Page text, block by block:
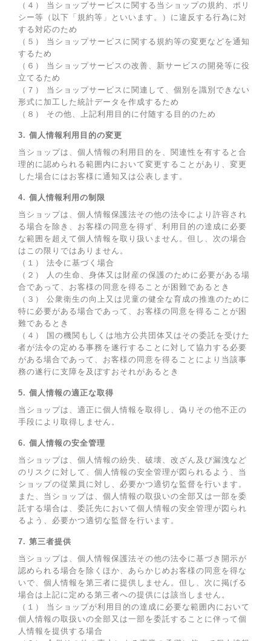
（４） 当ショップサービスに関する当ショップの規約、ポリ
シー等（以下「規約等」といいます。）に違反する行為に対
する対応のため
（５） 当ショップサービスに関する規約等の変更などを通知
するため
（６） 当ショップサービスの改善、新サービスの開発等に役
立てるため
（７） 当ショップサービスに関連して、個別を識別できない
形式に加工した統計データを作成するため
（８） その他、上記利用目的に付随する目的のため
3. 個人情報利用目的の変更
当ショップは、個人情報の利用目的を、関連性を有すると合
理的に認められる範囲内において変更することがあり、変更
した場合にはお客様に通知又は公表します。
4. 個人情報利用の制限
当ショップは、個人情報保護法その他の法令により許容され
る場合を除き、お客様の同意を得ず、利用目的の達成に必要
な範囲を超えて個人情報を取り扱いません。但し、次の場合
はこの限りではありません。
（１） 法令に基づく場合
（２） 人の生命、身体又は財産の保護のために必要がある場
合であって、お客様の同意を得ることが困難であるとき
（３） 公衆衛生の向上又は児童の健全な育成の推進のために
特に必要がある場合であって、お客様の同意を得ることが困
難であるとき
（４） 国の機関もしくは地方公共団体又はその委託を受けた
者が法令の定める事務を遂行することに対して協力する必要
がある場合であって、お客様の同意を得ることにより当該事
務の遂行に支障を及ぼすおそれがあるとき
5. 個人情報の適正な取得
当ショップは、適正に個人情報を取得し、偽りその他不正の
手段により取得しません。
6. 個人情報の安全管理
当ショップは、個人情報の紛失、破壊、改ざん及び漏洩など
のリスクに対して、個人情報の安全管理が図られるよう、当
ショップの従業員に対し、必要かつ適切な監督を行います。
また、当ショップは、個人情報の取扱いの全部又は一部を委
託する場合は、委託先において個人情報の安全管理が図られ
るよう、必要かつ適切な監督を行います。
7. 第三者提供
当ショップは、個人情報保護法その他の法令に基づき開示が
認められる場合を除くほか、あらかじめお客様の同意を得な
いで、個人情報を第三者に提供しません。但し、次に掲げる
場合は上記に定める第三者への提供には該当しません。
（１） 当ショップが利用目的の達成に必要な範囲内において
個人情報の取扱いの全部又は一部を委託することに伴って個
人情報を提供する場合